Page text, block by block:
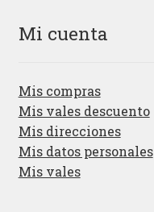
Mi cuenta
Mis compras
Mis vales descuento
Mis direcciones
Mis datos personales
Mis vales